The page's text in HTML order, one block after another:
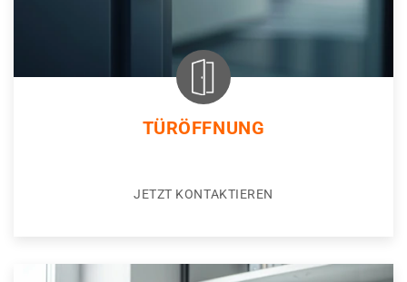
TÜRÖFFNUNG
JETZT KONTAKTIEREN